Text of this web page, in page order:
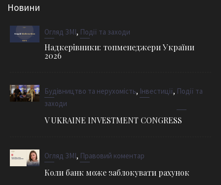
Новини
Огляд ЗМІ, Події та заходи
Надкерівники: топменеджери України
2026
Будівництво та нерухомість, Інвестиції, Події та
заходи
V UKRAINE INVESTMENT CONGRESS
Огляд ЗМІ, Правовий коментар
Коли банк може заблокувати рахунок